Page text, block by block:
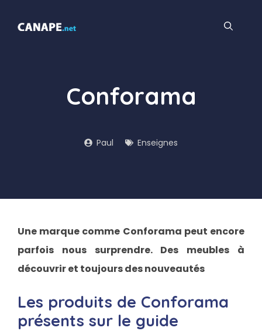
contenu
Conforama
Paul Enseignes
Une marque comme Conforama peut encore
parfois nous surprendre. Des meubles à
découvrir et toujours des nouveautés
Les produits de Conforama
présents sur le guide